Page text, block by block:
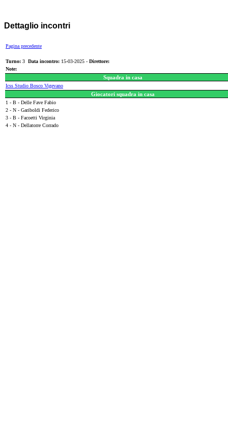
Dettaglio incontri
Pagina precedente
Turno: 3 Data incontro: 15-03-2025 - Direttore:
Note:
Squadra in casa
Icss Studio Bosco Vigevano
Giocatori squadra in casa
1 - B - Delle Fave Fabio
2 - N - Gariboldi Federico
3 - B - Facoetti Virginia
4 - N - Dellatorre Corrado